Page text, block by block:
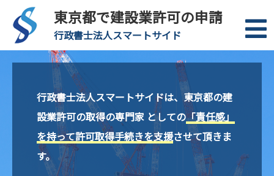
東京都で建設業許可の申請
行政書士法人スマートサイド
行政書士法人スマートサイドは、東京都の建
設業許可の取得の専門家 としての「責任感」
を持って許可取得手続きを支援させて頂きま
す。